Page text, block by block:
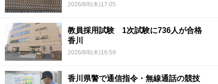
2026/8/6(木)17:05
教員採用試験 1次試験に736人が合格
香川
2026/8/6(木)16:59
香川県警で通信指令・無線通話の競技